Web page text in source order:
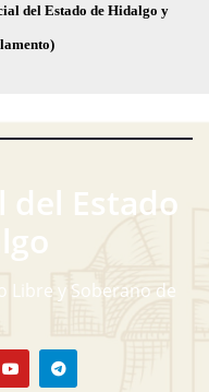
del Estado de Hidalgo y
del Estado
Libre y Soberano de